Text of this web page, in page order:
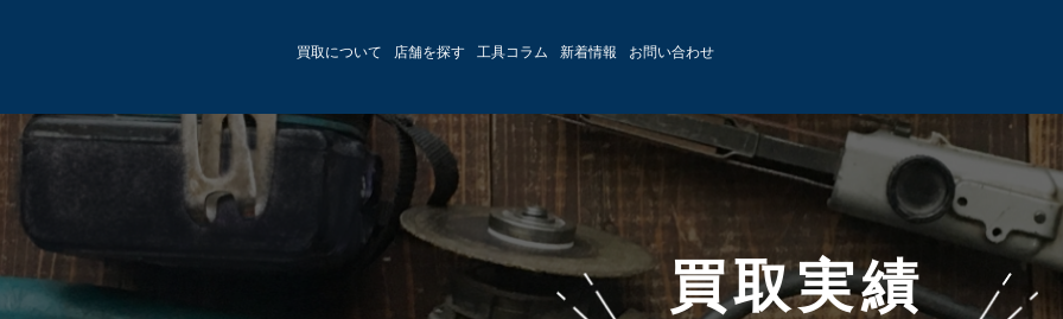
買取について 店舗を探す 工具コラム 新着情報 お問い合わせ
買取実績